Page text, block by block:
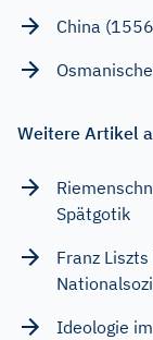
China
Weitere Artikel
Spätgotik
Franz
Ideologie